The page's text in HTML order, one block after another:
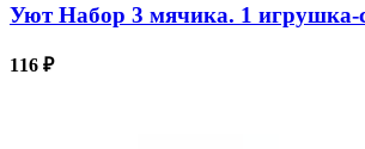
Уют Набор 3 мячика. 1 игрушка-
116 ₽